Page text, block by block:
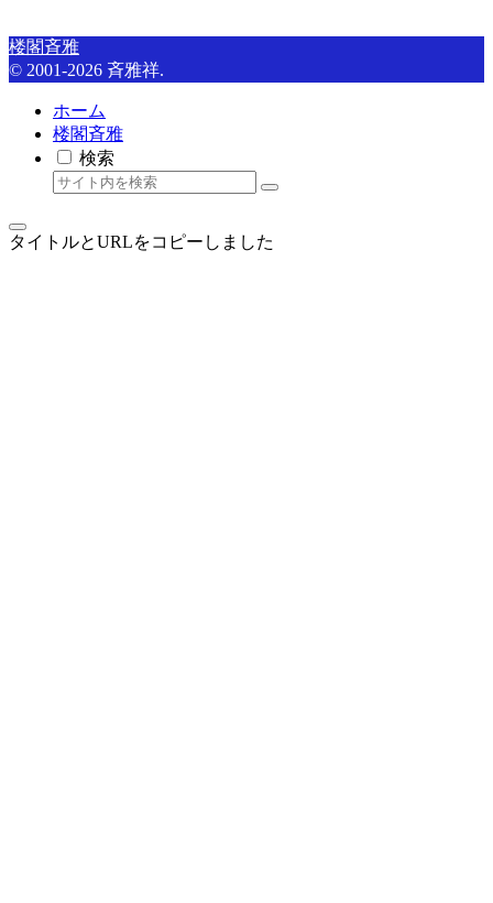
楼閣斉雅
© 2001-2026 斉雅祥.
ホーム
楼閣斉雅
検索
タイトルとURLをコピーしました